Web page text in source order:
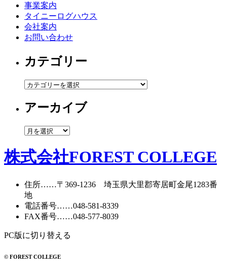
事業案内
タイニーログハウス
会社案内
お問い合わせ
カテゴリー
カ
ゴ
ー
アーカイブ
ア
カ
イ
株式会社FOREST COLLEGE
住所……〒369-1236 埼玉県大里郡寄居町金尾1283番
地
電話番号……048-581-8339
FAX番号……048-577-8039
PC版に切り替える
© FOREST COLLEGE